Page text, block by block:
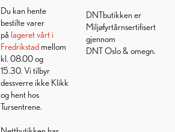
Du kan hente
bestilte varer
på lageret vårt i
Fredrikstadmellom
kl. 08.00 og
15.30. Vi tilbyr
dessverre ikke Klikk
og hent hos
Tursentrene.
DNTbutikken er
Miljøfyrtårnsertifisert
gjennom
DNT Oslo & omegn.